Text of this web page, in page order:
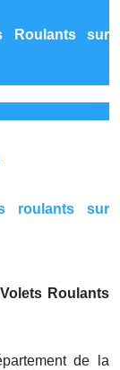
Roulants sur
roulants sur
Roulants
de la